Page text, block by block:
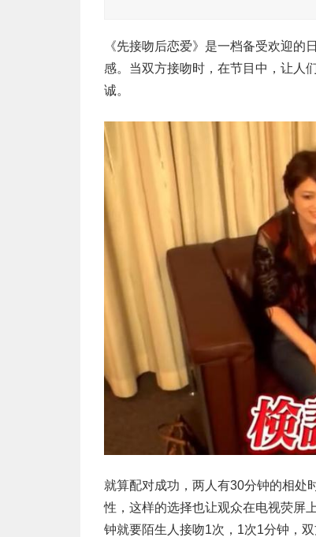
《先接吻后恋爱》是一档备受欢迎
感。当双方接吻时，在节目中，让人
诚。
就算配对成功，两人有30分钟的相处
性，这样的选择也让观众在电视荧屏
钟就要陌生人接吻1次，1次1分钟，双